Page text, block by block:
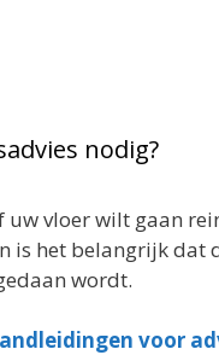
nodig?
uw vloer wilt gaan
is het belangrijk dat
wordt.
voor